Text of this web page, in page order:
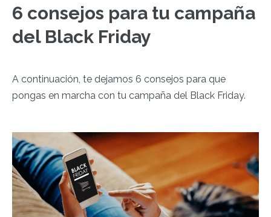
6 consejos para tu campaña
del Black Friday
A continuación, te dejamos 6 consejos para que
pongas en marcha con tu campaña del Black Friday.